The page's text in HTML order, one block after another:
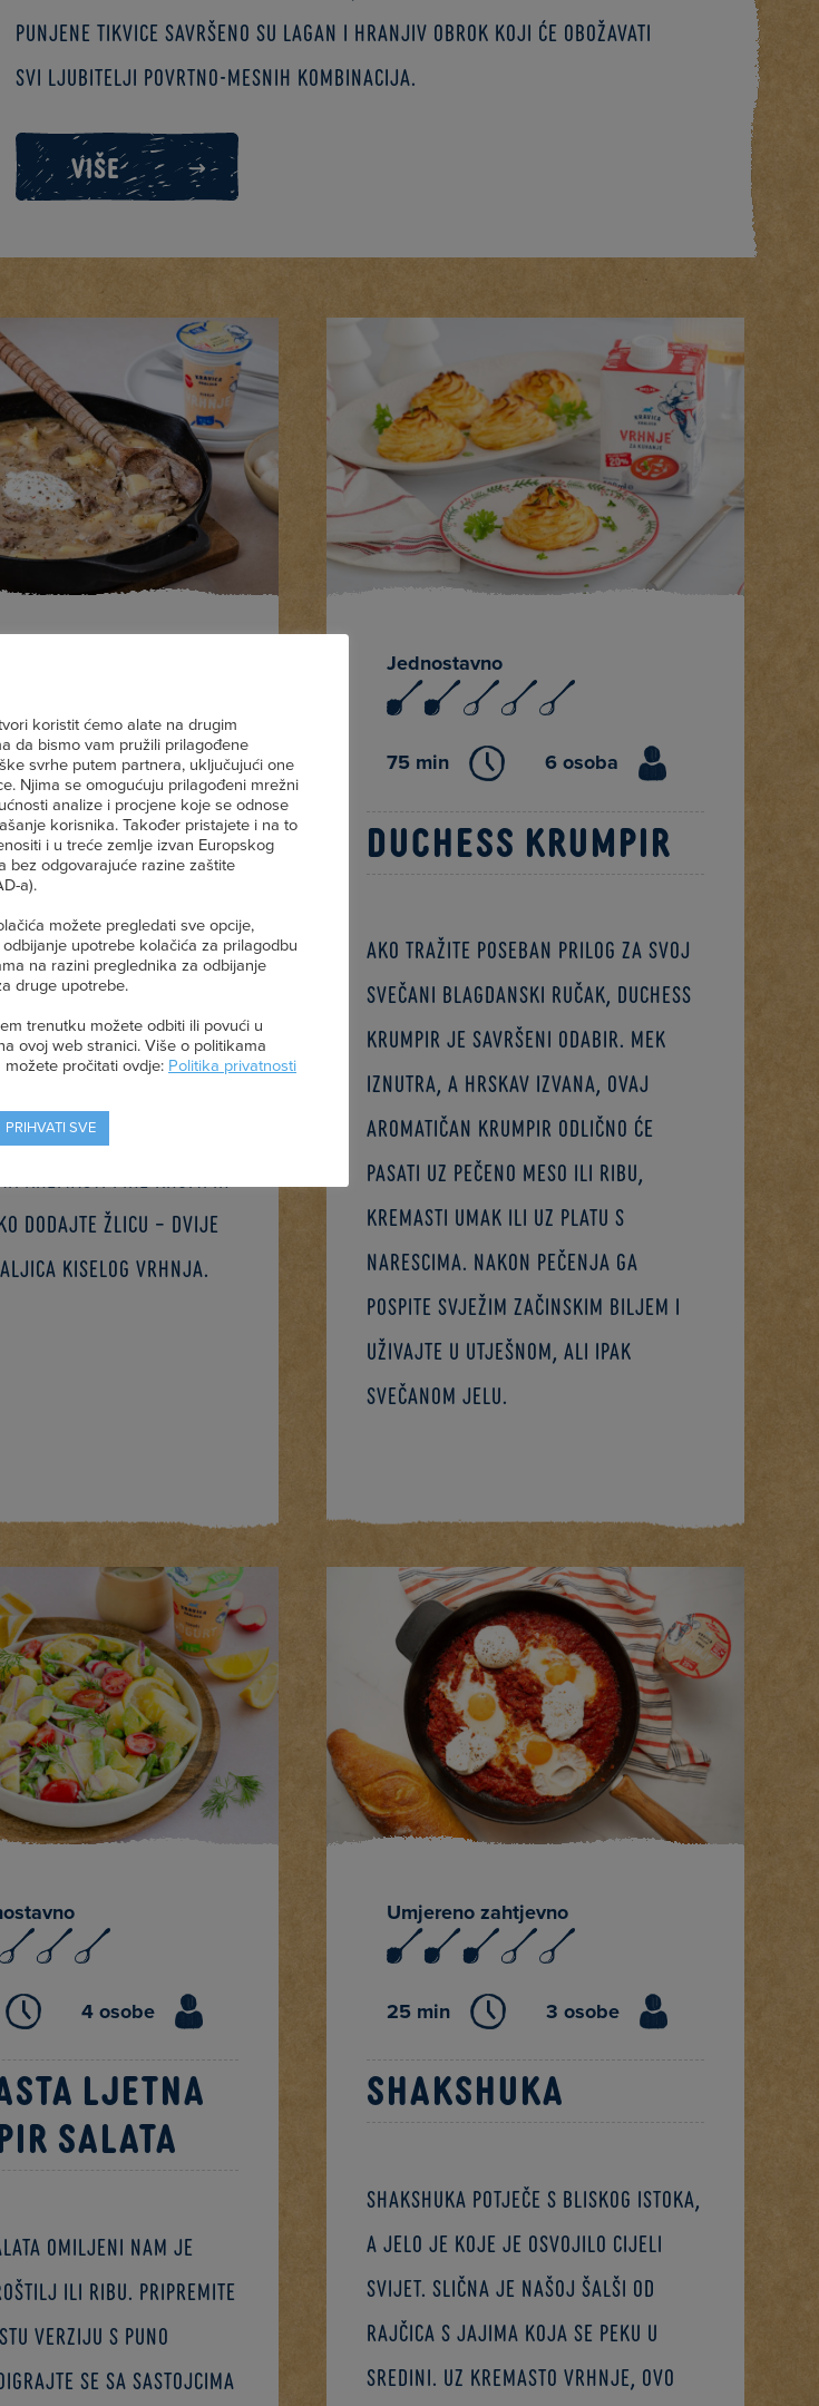
punjene tikvice savršeno su lagan i hranjiv obrok koji će obožavati
svi ljubitelji povrtno-mesnih kombinacija.
VIŠE
4 osobe
s
klasično je
okusa i kremaste
ga uz nježne
kremasti pire krumpir
dodajte žlicu – dvije
kiselog vrhnja.
Jednostavno
75 min 6 osoba
Duchess krumpir
Ako tražite poseban prilog za svoj
svečani blagdanski ručak, duchess
krumpir je savršeni odabir. Mek
iznutra, a hrskav izvana, ovaj
aromatičan krumpir odlično će
pasati uz pečeno meso ili ribu,
kremasti umak ili uz platu s
narescima. Nakon pečenja ga
pospite svježim začinskim biljem i
uživajte u utješnom, ali ipak
svečanom jelu.
4 osobe
ljetna
salata
omiljeni nam je
ili ribu. Pripremite
verziju s puno
se sa sastojcima
Umjereno zahtjevno
25 min 3 osobe
Shakshuka
Shakshuka potječe s Bliskog istoka,
a jelo je koje je osvojilo cijeli
svijet. Slična je našoj šalši od
rajčica s jajima koja se peku u
sredini. Uz kremasto vrhnje, ovo
koristit ćemo alate na drugim
da bismo vam pružili prilagođene
svrhe putem partnera, uključujući one
Njima se omogućuju prilagođeni mrežni
analize i procjene koje se odnose
korisnika. Također pristajete i na to
i u treće zemlje izvan Europskog
bez odgovarajuće razine zaštite
a).
možete pregledati sve opcije,
upotrebe kolačića za prilagodbu
na razini preglednika za odbijanje
druge upotrebe.
trenutku možete odbiti ili povući u
ovoj web stranici. Više o politikama
pročitati ovdje: Politika privatnosti
PRIHVATI SVE